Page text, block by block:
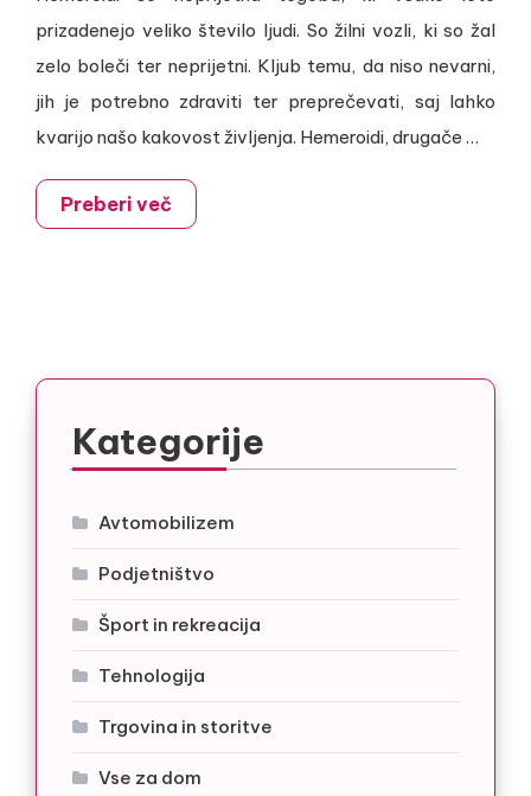
prizadenejo veliko število ljudi. So žilni vozli, ki so žal
zelo boleči ter neprijetni. Kljub temu, da niso nevarni,
jih je potrebno zdraviti ter preprečevati, saj lahko
kvarijo našo kakovost življenja. Hemeroidi, drugače …
Preberi več
Kategorije
Avtomobilizem
Podjetništvo
Šport in rekreacija
Tehnologija
Trgovina in storitve
Vse za dom